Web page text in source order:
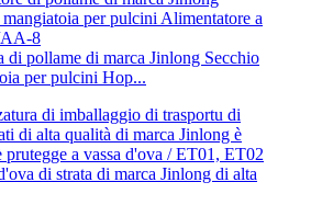
di pollame di marca Jinlong Secchio
per pulcini Hop...
di strata di marca Jinlong di alta